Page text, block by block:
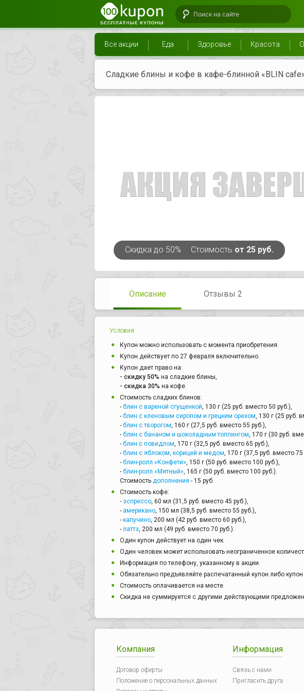
Все акции Еда Здоровье Красота
Сладкие блины и кофе в кафе-блинной «BLIN
Скидка до 50% Стоимость от 25 руб.
Описание Отзывы 2
Условия
Купон можно использовать с момента приобретения.
Купон действует по 27 февраля включительно.
Купон дает право на:
- скидку 50% на сладкие блины,
- скидка 30% на кофе.
Стоимость сладких блинов:
- блин с вареной сгущенкой, 130 г (25 руб. вместо 50 руб.),
- блин с кленовым сиропом и грецким орехом, 130 г (25 руб.
- блин с творогом, 160 г (27,5 руб. вместо 55 руб.),
- блин с бананом и шоколадным топпингом, 170 г (30 руб.
- блин с повидлом, 170 г (32,5 руб. вместо 65 руб.),
- блин с яблоком, корицей и медом, 170 г (37,5 руб. вместо 75
- блин-ролл «Конфети», 150 г (50 руб. вместо 100 руб.),
- блин-ролл «Мятный», 165 г (50 руб. вместо 100 руб.).
Стоимость дополнения - 15 руб.
Стоимость кофе:
- эспрессо, 60 мл (31,5 руб. вместо 45 руб.),
- американо, 150 мл (38,5 руб. вместо 55 руб.),
- капучино, 200 мл (42 руб. вместо 60 руб.),
- латтэ, 200 мл (49 руб. вместо 70 руб.).
Один купон действует на один чек.
Один человек может использовать неограниченное
Информация по телефону, указанному в акции.
Обязательно предъявляйте распечатанный купон либо
Стоимость оплачивается на месте.
Скидка не суммируется с другими действующими
Компания
Договор оферты
Положение о персональных данных
Информация
Связь с нами
Пригласить друга